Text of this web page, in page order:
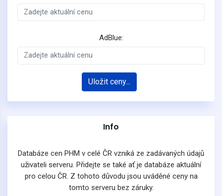
AdBlue:
Uložit ceny...
Info
Databáze cen PHM v celé ČR vzniká ze zadávaných údajů
uživateli serveru. Přidejte se také ať je databáze aktuální
pro celou ČR. Z tohoto důvodu jsou uváděné ceny na
tomto serveru bez záruky.